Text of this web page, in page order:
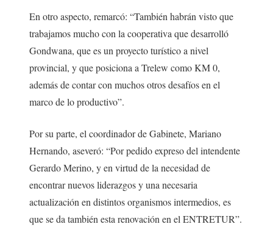
En otro aspecto, remarcó: “También habrán visto que
trabajamos mucho con la cooperativa que desarrolló
Gondwana, que es un proyecto turístico a nivel
provincial, y que posiciona a Trelew como KM 0,
además de contar con muchos otros desafíos en el
marco de lo productivo”.
Por su parte, el coordinador de Gabinete, Mariano
Hernando, aseveró: “Por pedido expreso del intendente
Gerardo Merino, y en virtud de la necesidad de
encontrar nuevos liderazgos y una necesaria
actualización en distintos organismos intermedios, es
que se da también esta renovación en el ENTRETUR”.